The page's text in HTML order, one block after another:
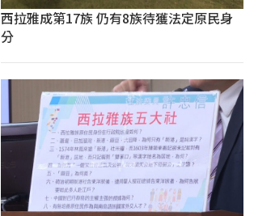
西拉雅成第17族 仍有8族待獲法定原民身
分